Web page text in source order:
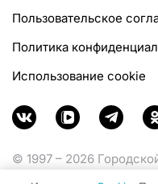
Пользовательское
Политика
Использование cookie
© 1997 – 2026